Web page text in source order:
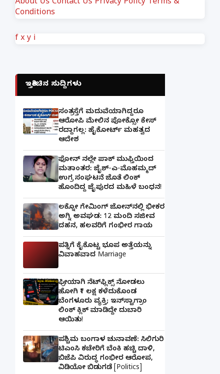
About Us Contact Us Privacy Policy Terms &
Conditions
f x y i
ಇತ್ತೀಚಿನ ಸುದ್ದಿಗಳು
ಸಂತ್ರಸ್ತೆಗೆ ಮದುವೆಯಾಗಿದ್ದರೂ
ಆರೋಪಿ ಮೇಲಿನ ಪೋಕ್ಸೋ ಕೇಸ್
ರದ್ದಾಗಲ್ಲ: ಹೈಕೋರ್ಟ್ ಮಹತ್ವದ
ಆದೇಶ
ಫೋನ್ ನಲ್ಲೇ ಪಾಕ್ ಮುಫ್ತಿಯಿಂದ
ಮತಾಂತರ: ಜೈಶ್-ಎ-ಮೊಹಮ್ಮದ್
ಉಗ್ರ ಸಂಘಟನೆ ಜೊತೆ ಲಿಂಕ್
ಹೊಂದಿದ್ದ ಜೈಪುರದ ಮಹಿಳೆ ಬಂಧನ!
ಲಕ್ನೋ ಗೇಮಿಂಗ್ ಜೋನ್‌ನಲ್ಲಿ ಭೀಕರ
ಅಗ್ನಿ ಅವಘಡ: 12 ಮಂದಿ ಸಜೀವ
ದಹನ, ಹಲವರಿಗೆ ಗಂಭೀರ ಗಾಯ
ಪತ್ನಿಗೆ ಕೈಕೊಟ್ಟ ಭೂಪ ಅತ್ತೆಯನ್ನು
ವಿವಾಹವಾದ Marriage
ಫ್ರೀಯಾಗಿ ನೆಟ್‌ಫ್ಲಿಕ್ಸ್ ನೋಡಲು
ಹೋಗಿ ₹1 ಲಕ್ಷ ಕಳೆದುಕೊಂಡ
ಬೆಂಗಳೂರು ವ್ಯಕ್ತಿ; ಇನ್‌ಸ್ಟಾಗ್ರಾಂ
ಲಿಂಕ್ ಕ್ಲಿಕ್ ಮಾಡಿದ್ದೇ ದುಬಾರಿ
ಆಯಿತು!
ಪಶ್ಚಿಮ ಬಂಗಾಳ ಚುನಾವಣೆ: ಸಿಲಿಗುರಿ
ಟಿಎಂಸಿ ಕಚೇರಿಗೆ ಬೆಂಕಿ ಹಚ್ಚಿ ದಾಳಿ,
ಬಿಜೆಪಿ ವಿರುದ್ಧ ಗಂಭೀರ ಆರೋಪ,
ವಿಡಿಯೋ ಬಿಡುಗಡೆ [Politics]